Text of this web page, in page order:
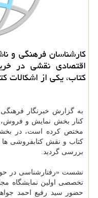
کارشناسان فرهنگی و
اقتصادی نقشی در
کتاب، یکی از اشکالات
به گزارش خبرنگار فرهنگی
کنار بخش نمایش و
مختص کرده است، در
کتاب و نقش کتابفروشی
بررسی گردید.
نشست «رفتارشناسی در
تخصصی اولین نمایشگاه
حضور سید رفیع احمد